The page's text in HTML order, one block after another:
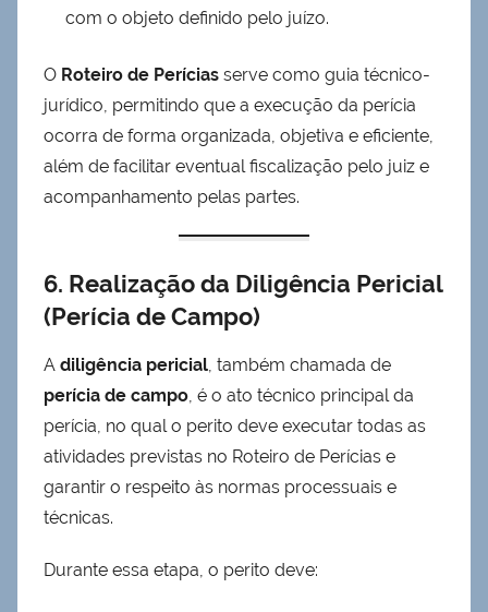
com o objeto definido pelo juízo.
O Roteiro de Perícias serve como guia técnico-
jurídico, permitindo que a execução da perícia
ocorra de forma organizada, objetiva e eficiente,
além de facilitar eventual fiscalização pelo juiz e
acompanhamento pelas partes.
6. Realização da Diligência Pericial
(Perícia de Campo)
A diligência pericial, também chamada de
perícia de campo, é o ato técnico principal da
perícia, no qual o perito deve executar todas as
atividades previstas no Roteiro de Perícias e
garantir o respeito às normas processuais e
técnicas.
Durante essa etapa, o perito deve: